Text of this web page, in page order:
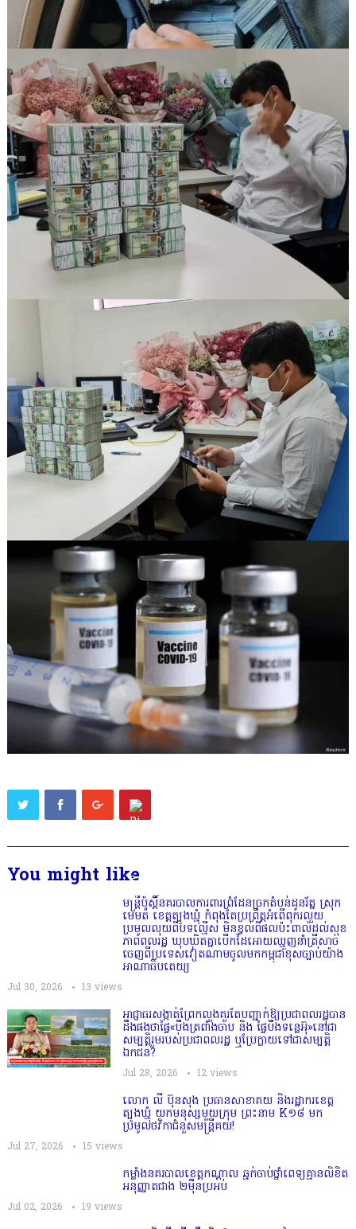
You might like
មន្ត្រីប៉ុស្តិ៍នគរបាលការពារព្រំដែនច្រកតំបន់ដូនរ័ត្ន ស្រុក
មេមត់ ខេត្តត្បូងឃ្មុំ កំពុងតែប្រព្រឹត្តអំពើពុករលួយ
ប្រមូលលុយពីបទល្មើស មិនខ្វល់ពីផលប៉ះពាល់ដល់សុខ
ភាពពលរដ្ឋ ឃុបឃិតគ្នាបើកដៃអោយឈ្មួញនាំត្រីសាច់
ចេញពីប្រទេសវៀតណាមចូលមកកម្ពុជាខុសច្បាប់យ៉ាង
អាណាធិបតេយ្យ
Jul 30, 2026 13 views
អាជ្ញាធរសង្កាត់ព្រែកលួងគួរតែបញ្ជាក់ឱ្យប្រជាពលរដ្ឋបាន
ដឹងផងថាផ្ទៃ«បឹងត្រពាំងចាប និង ផ្ទៃបឹងទន្លេអ៊ុ»នៅជា
សម្បត្តិរួមរបស់ប្រជាពលរដ្ឋ ឬប្រែក្លាយទៅជាសម្បត្តិ
ឯកជន?
Jul 28, 2026 12views
លោក លី ប៊ុនសុង ប្រធានសាខាគយ និងរដ្ឋាករខេត្ត
ត្បូងឃ្មុំ យកមនុស្សមួយក្រុម ព្រះនាម K១៨ មក
ប្រមូលថវិកាជំនួសមន្ត្រីគយ!
Jul 27, 2026 15 views
កម្លាំងនគរបាលខេត្តកណ្ដាល ឆ្មក់ចាប់ថ្នាំពេទ្យគ្មានលិខិត
អនុញ្ញាតជាង ២ម៉ឺនប្រអប់
Jul 02, 2026 19 views